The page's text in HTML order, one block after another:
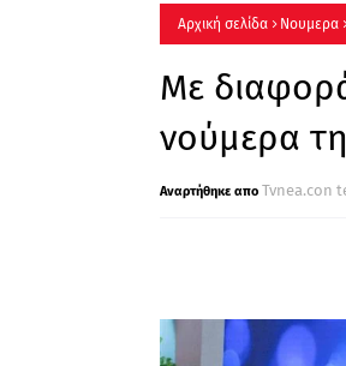
Αρχική σελίδα Νουμερα
Με
νούμερα
Tvnea.con